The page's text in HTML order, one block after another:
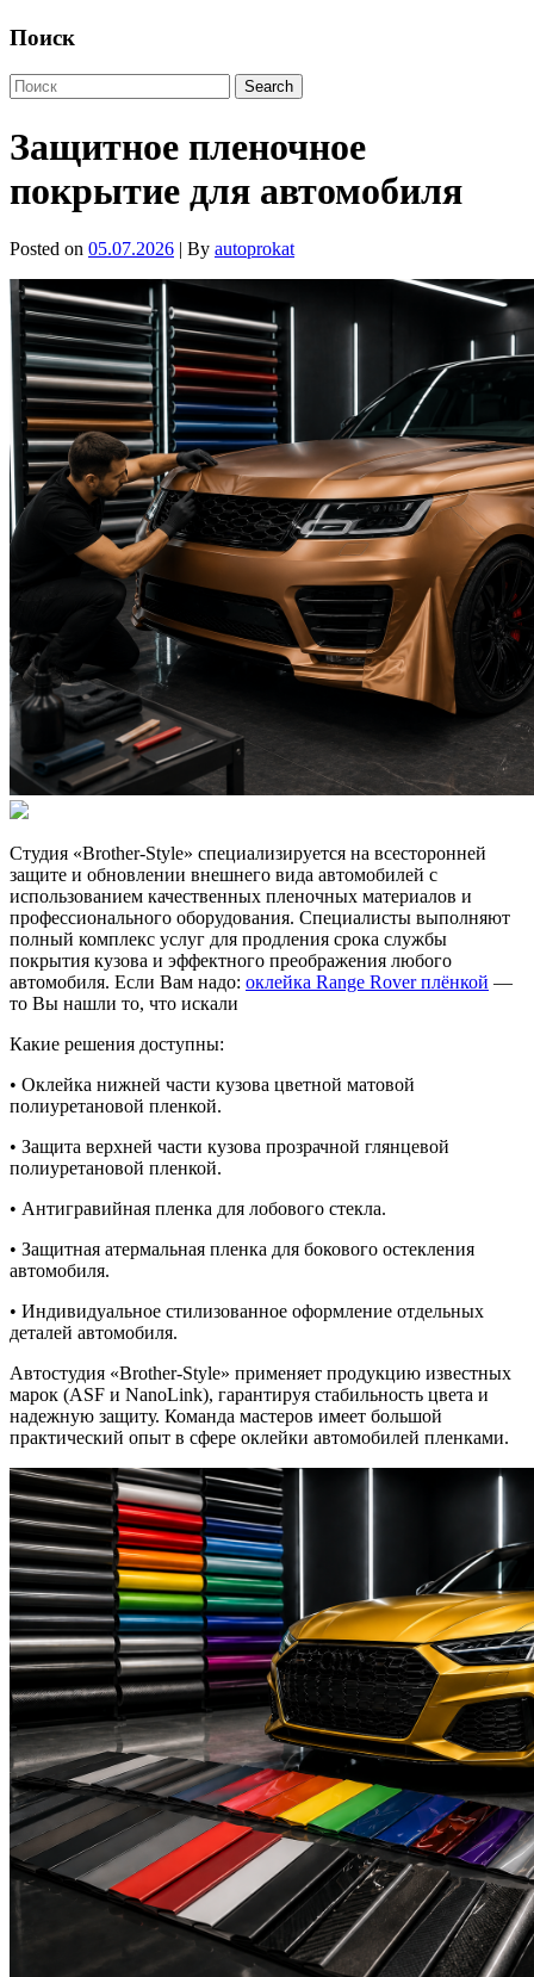
Поиск
Защитное пленочное
покрытие для автомобиля
Posted on 05.07.2026 | By autoprokat
Студия «Brother-Style» специализируется на всесторонней
защите и обновлении внешнего вида автомобилей с
использованием качественных пленочных материалов и
профессионального оборудования. Специалисты выполняют
полный комплекс услуг для продления срока службы
покрытия кузова и эффектного преображения любого
автомобиля. Если Вам надо: оклейка Range Rover плёнкой —
то Вы нашли то, что искали
Какие решения доступны:
• Оклейка нижней части кузова цветной матовой
полиуретановой пленкой.
• Защита верхней части кузова прозрачной глянцевой
полиуретановой пленкой.
• Антигравийная пленка для лобового стекла.
• Защитная атермальная пленка для бокового остекления
автомобиля.
• Индивидуальное стилизованное оформление отдельных
деталей автомобиля.
Автостудия «Brother-Style» применяет продукцию известных
марок (ASF и NanoLink), гарантируя стабильность цвета и
надежную защиту. Команда мастеров имеет большой
практический опыт в сфере оклейки автомобилей пленками.